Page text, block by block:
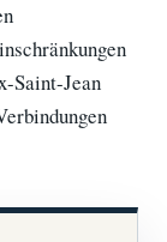
Saint-Jean